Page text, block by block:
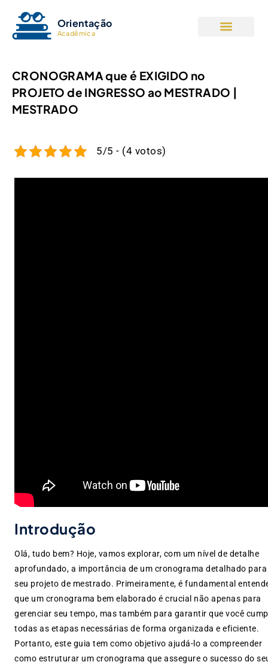
Orientação
Acadêmica
CRONOGRAMA que é EXIGIDO no
PROJETO de INGRESSO ao MESTRADO |
MESTRADO
5/5 - (4 votos)
Introdução
Olá, tudo bem? Hoje, vamos explorar, com um nível de detalhe
aprofundado, a importância de um cronograma detalhado para
seu projeto de mestrado. Primeiramente, é fundamental
que um cronograma bem elaborado é crucial não apenas para
gerenciar seu tempo, mas também para garantir que você
todas as etapas necessárias de forma organizada e eficiente.
Portanto, este guia tem como objetivo ajudá-lo a compreender
como estruturar um cronograma que assegure o sucesso do